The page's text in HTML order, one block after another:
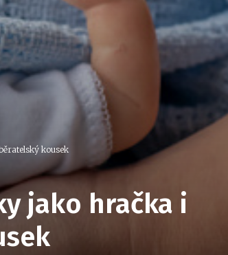
kousek
jako hračka i